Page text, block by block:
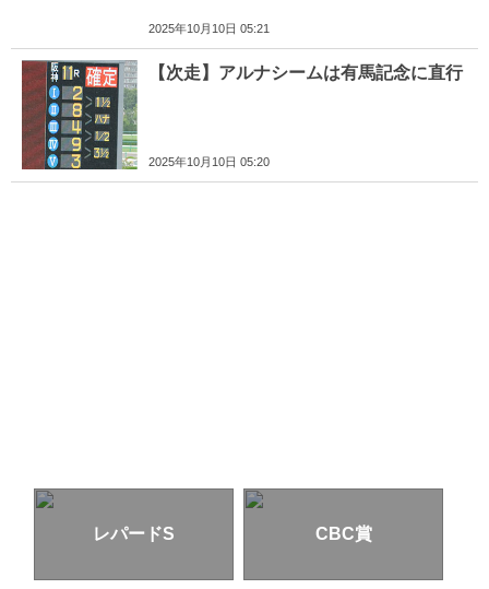
2025年10月10日 05:21
【次走】アルナシームは有馬記念に直行
2025年10月10日 05:20
レパードS CBC賞